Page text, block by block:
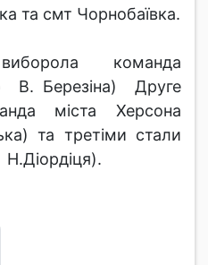
та смт Чорнобаївка.
команда
В. Березіна) Друге
міста Херсона
та третіми стали